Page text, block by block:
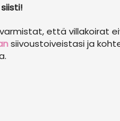
että villakoirat
siivoustoiveistasi ja